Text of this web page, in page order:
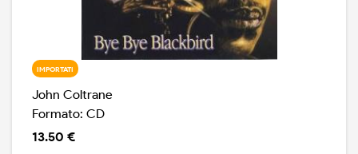
IMPORTATI
John Coltrane
Formato: CD
13.50 €